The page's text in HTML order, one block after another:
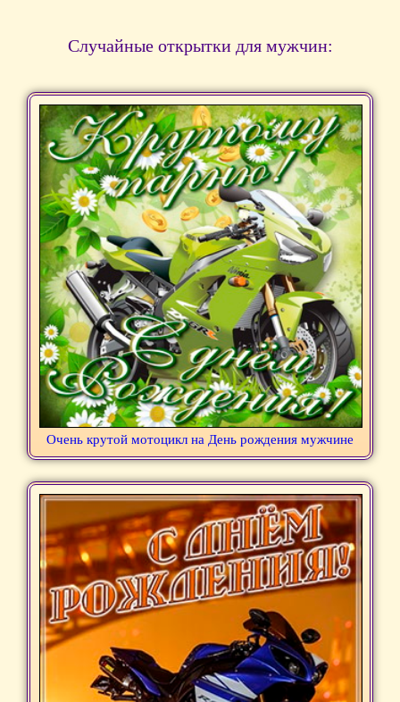
Случайные открытки для мужчин:
Очень крутой мотоцикл на День рождения мужчине